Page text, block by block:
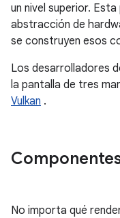
un nivel superior.
abstracción de
se construyen esos
Los desarrolladores
la pantalla de tres
Vulkan .
No importa qué